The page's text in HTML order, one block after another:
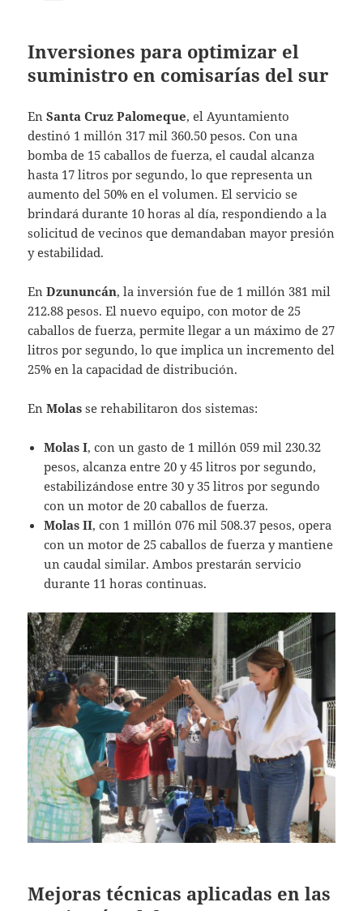
Inversiones para optimizar el
suministro en comisarías del sur
EnSanta Cruz Palomeque, el Ayuntamiento
destinó 1 millón 317 mil 360.50 pesos. Con una
bomba de 15 caballos de fuerza, el caudal alcanza
hasta 17 litros por segundo, lo que representa un
aumento del 50% en el volumen. El servicio se
brindará durante 10 horas al día, respondiendo a la
solicitud de vecinos que demandaban mayor presión
y estabilidad.
EnDzununcán, la inversión fue de 1 millón 381 mil
212.88 pesos. El nuevo equipo, con motor de 25
caballos de fuerza, permite llegar a un máximo de 27
litros por segundo, lo que implica un incremento del
25% en la capacidad de distribución.
EnMolas se rehabilitaron dos sistemas:
Molas I, con un gasto de 1 millón 059 mil 230.32
pesos, alcanza entre 20 y 45 litros por segundo,
estabilizándose entre 30 y 35 litros por segundo
con un motor de 20 caballos de fuerza.
Molas II, con 1 millón 076 mil 508.37 pesos, opera
con un motor de 25 caballos de fuerza y mantiene
un caudal similar. Ambos prestarán servicio
durante 11 horas continuas.
Mejoras técnicas aplicadas en las